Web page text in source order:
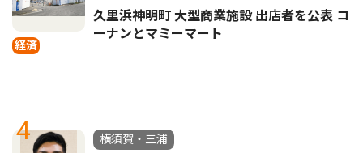
経済
久里浜神明町 大型商業施設 出店者を公表 コ
ーナンとマミーマート
4
横須賀・三浦